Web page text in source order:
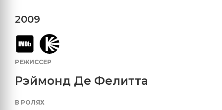
2009
РЕЖИССЕР
Рэймонд Де Фелитта
В РОЛЯХ